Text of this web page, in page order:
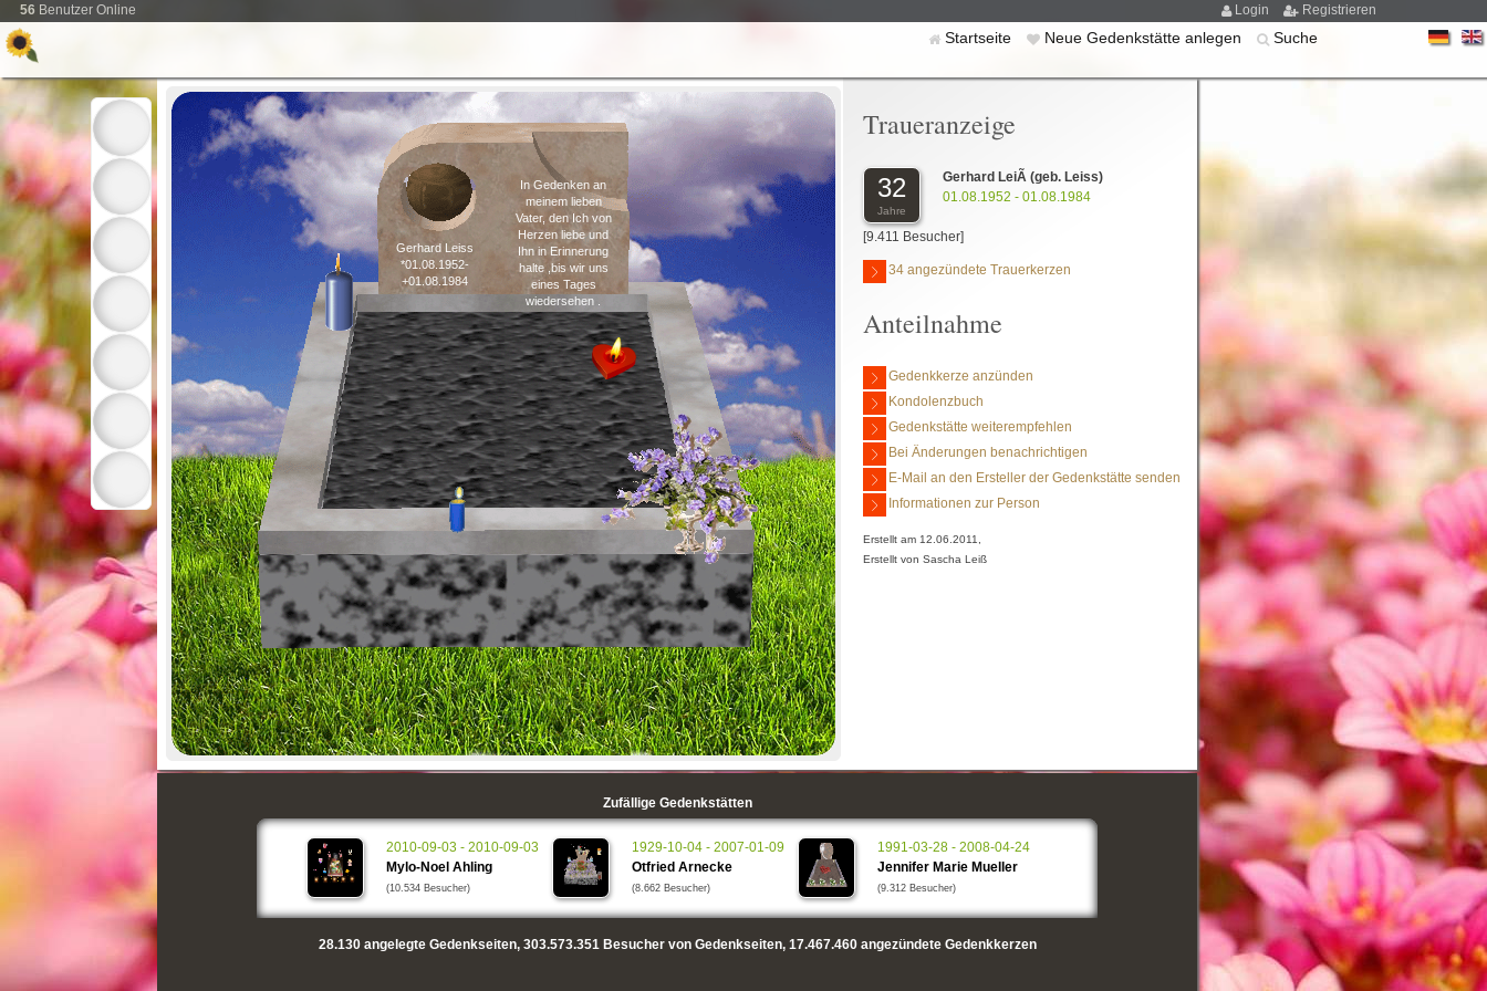
56 Benutzer Online Login Registrieren
Startseite Neue Gedenkstätte anlegen Suche
Gerhard Leiss
*01.08.1952-
+01.08.1984
In Gedenken an
meinem lieben
Vater, den Ich von
Herzen liebe und
Ihn in Erinnerung
halte ,bis wir uns
eines Tages
wiedersehen .
Traueranzeige
32
Jahre
Gerhard LeiÃ (geb. Leiss)
01.08.1952 - 01.08.1984
[9.411 Besucher]
34 angezündete Trauerkerzen
Anteilnahme
Gedenkkerze anzünden
Kondolenzbuch
Gedenkstätte weiterempfehlen
Bei Änderungen benachrichtigen
E-Mail an den Ersteller der Gedenkstätte senden
Informationen zur Person
Erstellt am 12.06.2011,
Erstellt von Sascha Leiß
Zufällige Gedenkstätten
2010-09-03 - 2010-09-03
Mylo-Noel Ahling
(10.534 Besucher)
1929-10-04 - 2007-01-09
Otfried Arnecke
(8.662 Besucher)
1991-03-28 - 2008-04-24
Jennifer Marie Mueller
(9.312 Besucher)
28.130angelegte Gedenkseiten, 303.573.351Besucher von Gedenkseiten, 17.467.460angezündete Gedenkkerzen